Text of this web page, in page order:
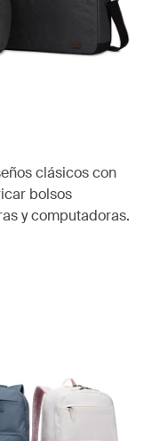
clásicos con
bolsos
y computadoras.